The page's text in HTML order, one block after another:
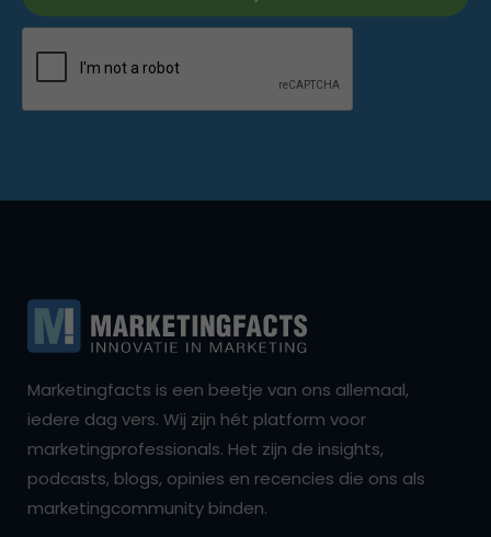
Marketingfacts is een beetje van ons allemaal,
iedere dag vers. Wij zijn hét platform voor
marketingprofessionals. Het zijn de insights,
podcasts, blogs, opinies en recencies die ons als
marketingcommunity binden.